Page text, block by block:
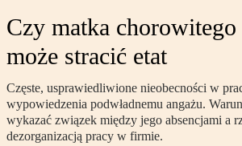
Czy matka chorowitego
może stracić etat
Częste, usprawiedliwione nieobecności w
wypowiedzenia podwładnemu angażu.
wykazać związek między jego absencjami a
dezorganizacją pracy w firmie.